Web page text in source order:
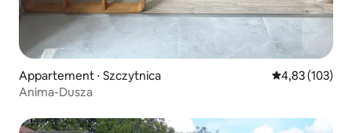
Appartement ⋅ Szczytnica Évaluation
4,83 (103)
Anima-Dusza